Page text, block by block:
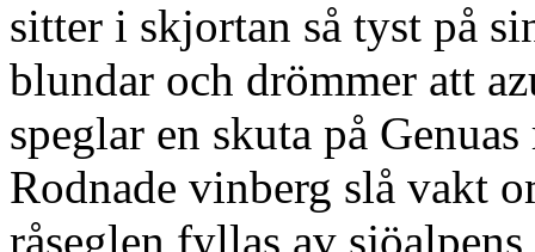
sitter i skjortan så tyst på
blundar och drömmer att
speglar en skuta på Genuas
Rodnade vinberg slå vakt
råseglen fyllas av